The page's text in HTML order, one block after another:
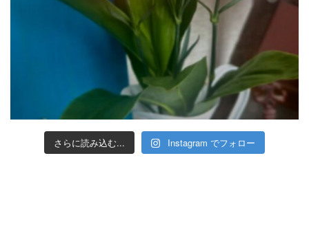
さらに読み込む... Instagram でフォロー